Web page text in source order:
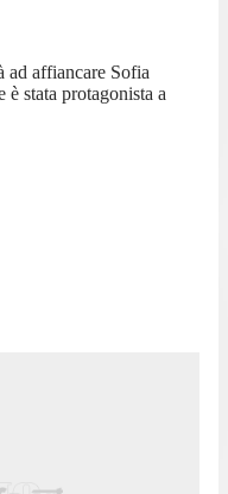
ad affiancare Sofia
stata protagonista a